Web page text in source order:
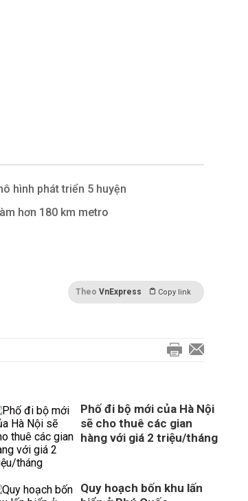
hình phát triển 5 huyện
hơn 180 km metro
Theo VnExpress Copy link
Phố đi bộ mới của Hà Nội
sẽ cho thuê các gian
hàng với giá 2 triệu/tháng
Quy hoạch bốn khu lấn